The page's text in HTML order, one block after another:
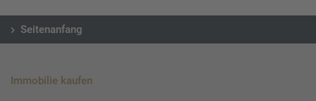
Seitenanfang
Immobilie kaufen